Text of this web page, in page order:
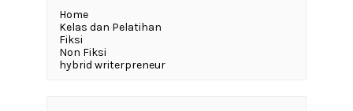
Home
Kelas dan Pelatihan
Fiksi
Non Fiksi
hybrid writerpreneur